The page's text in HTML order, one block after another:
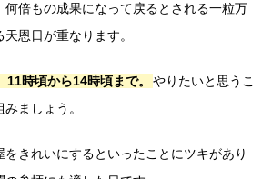
何倍もの成果になって戻るとされる一粒万
恩日が重なります。
時頃から14時頃まで。
やりたいと思うこ
ましょう。
きれいにするといったことにツキがあり